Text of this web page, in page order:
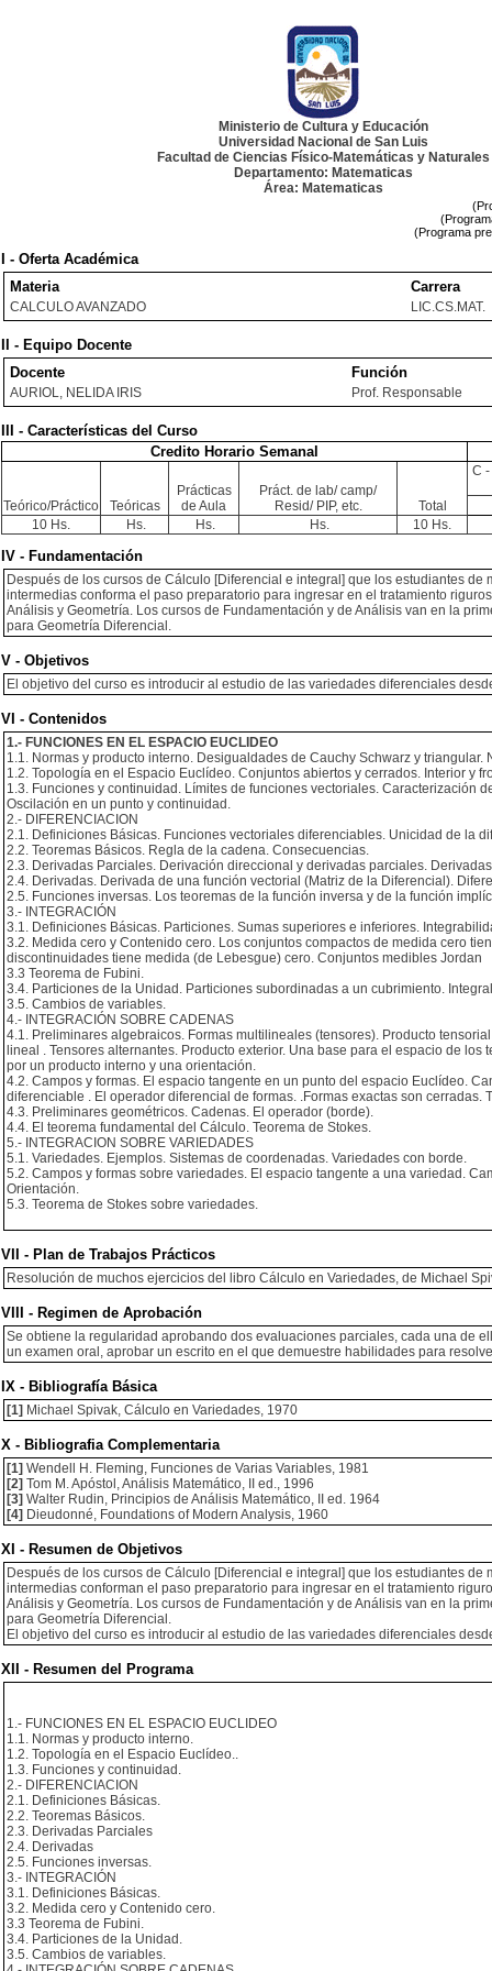
Ministerio de Cultura y Educación
Universidad Nacional de San Luis
Facultad de Ciencias Físico-Matemáticas y Naturales
Departamento: Matematicas
Área: Matematicas
(Programa
I - Oferta Académica
Materia
Carrera
CALCULO AVANZADO LIC.CS.MAT.
II - Equipo Docente
Docente
Función
AURIOL, NELIDA IRIS Prof. Responsable
III - Características del Curso
Credito Horario Semanal
Teórico/Práctico Teóricas
Prácticas
de Aula
Práct. de lab/ camp/
Resid/ PIP, etc.
Total
C
10 Hs. Hs. Hs. Hs. 10 Hs.
IV - Fundamentación
Después de los cursos de Cálculo [Diferencial e integral] que los estudiantes
intermedias conforma el paso preparatorio para ingresar en el tratamiento
Análisis y Geometría. Los cursos de Fundamentación y de Análisis van en la
para Geometría Diferencial.
V - Objetivos
El objetivo del curso es introducir al estudio de las variedades diferenciales
VI - Contenidos
1.- FUNCIONES EN EL ESPACIO EUCLIDEO
1.1. Normas y producto interno. Desigualdades de Cauchy Schwarz y
1.2. Topología en el Espacio Euclídeo. Conjuntos abiertos y cerrados. Interior y
1.3. Funciones y continuidad. Límites de funciones vectoriales. Caracterización
Oscilación en un punto y continuidad.
2.- DIFERENCIACION
2.1. Definiciones Básicas. Funciones vectoriales diferenciables. Unicidad de la
2.2. Teoremas Básicos. Regla de la cadena. Consecuencias.
2.3. Derivadas Parciales. Derivación direccional y derivadas parciales.
2.4. Derivadas. Derivada de una función vectorial (Matriz de la Diferencial).
2.5. Funciones inversas. Los teoremas de la función inversa y de la función
3.- INTEGRACIÓN
3.1. Definiciones Básicas. Particiones. Sumas superiores e inferiores.
3.2. Medida cero y Contenido cero. Los conjuntos compactos de medida cero
discontinuidades tiene medida (de Lebesgue) cero. Conjuntos medibles Jordan
3.3 Teorema de Fubini.
3.4. Particiones de la Unidad. Particiones subordinadas a un cubrimiento.
3.5. Cambios de variables.
4.- INTEGRACIÓN SOBRE CADENAS
4.1. Preliminares algebraicos. Formas multilineales (tensores). Producto
lineal . Tensores alternantes. Producto exterior. Una base para el espacio de
por un producto interno y una orientación.
4.2. Campos y formas. El espacio tangente en un punto del espacio Euclídeo.
diferenciable . El operador diferencial de formas. .Formas exactas son cerradas.
4.3. Preliminares geométricos. Cadenas. El operador (borde).
4.4. El teorema fundamental del Cálculo. Teorema de Stokes.
5.- INTEGRACION SOBRE VARIEDADES
5.1. Variedades. Ejemplos. Sistemas de coordenadas. Variedades con borde.
5.2. Campos y formas sobre variedades. El espacio tangente a una variedad.
Orientación.
5.3. Teorema de Stokes sobre variedades.
VII - Plan de Trabajos Prácticos
Resolución de muchos ejercicios del libro Cálculo en Variedades, de Michael
VIII - Regimen de Aprobación
Se obtiene la regularidad aprobando dos evaluaciones parciales, cada una de
un examen oral, aprobar un escrito en el que demuestre habilidades para
IX - Bibliografía Básica
[1] Michael Spivak, Cálculo en Variedades, 1970
X - Bibliografia Complementaria
[1] Wendell H. Fleming, Funciones de Varias Variables, 1981
[2] Tom M. Apóstol, Análisis Matemático, II ed., 1996
[3] Walter Rudin, Principios de Análisis Matemático, II ed. 1964
[4] Dieudonné, Foundations of Modern Analysis, 1960
XI - Resumen de Objetivos
Después de los cursos de Cálculo [Diferencial e integral] que los estudiantes
intermedias conforman el paso preparatorio para ingresar en el tratamiento
Análisis y Geometría. Los cursos de Fundamentación y de Análisis van en la
para Geometría Diferencial.
El objetivo del curso es introducir al estudio de las variedades diferenciales
XII - Resumen del Programa
1.- FUNCIONES EN EL ESPACIO EUCLIDEO
1.1. Normas y producto interno.
1.2. Topología en el Espacio Euclídeo..
1.3. Funciones y continuidad.
2.- DIFERENCIACION
2.1. Definiciones Básicas.
2.2. Teoremas Básicos.
2.3. Derivadas Parciales
2.4. Derivadas
2.5. Funciones inversas.
3.- INTEGRACIÓN
3.1. Definiciones Básicas.
3.2. Medida cero y Contenido cero.
3.3 Teorema de Fubini.
3.4. Particiones de la Unidad.
3.5. Cambios de variables.